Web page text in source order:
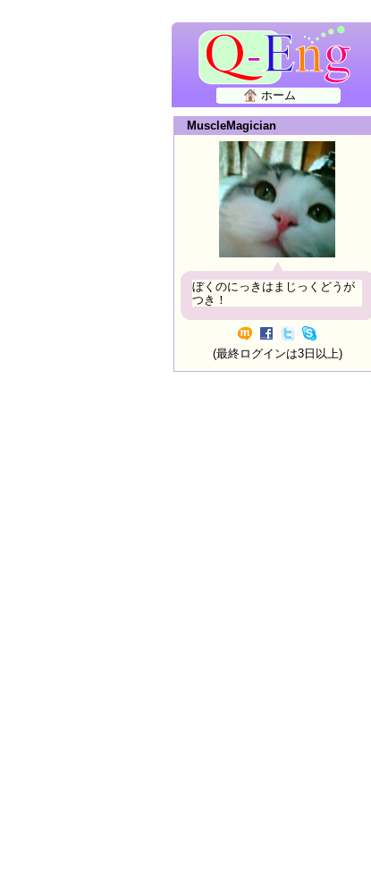
ホーム
MuscleMagician
ぼくのにっきはまじっくどうが
つき！
(最終ログインは3日以上)